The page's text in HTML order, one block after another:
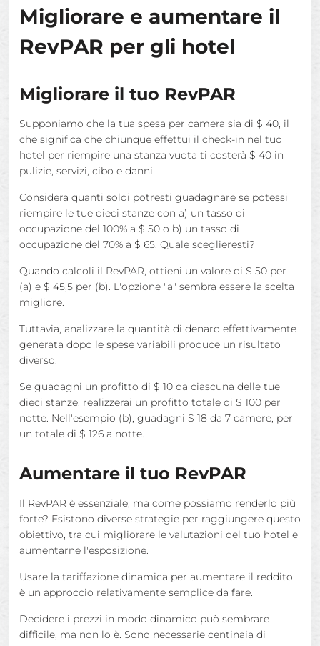
Migliorare e aumentare il
RevPAR per gli hotel
Migliorare il tuo RevPAR
Supponiamo che la tua spesa per camera sia di $ 40, il
che significa che chiunque effettui il check-in nel tuo
hotel per riempire una stanza vuota ti costerà $ 40 in
pulizie, servizi, cibo e danni.
Considera quanti soldi potresti guadagnare se potessi
riempire le tue dieci stanze con a) un tasso di
occupazione del 100% a $ 50 o b) un tasso di
occupazione del 70% a $ 65. Quale sceglieresti?
Quando calcoli il RevPAR, ottieni un valore di $ 50 per
(a) e $ 45,5 per (b). L'opzione "a" sembra essere la scelta
migliore.
Tuttavia, analizzare la quantità di denaro effettivamente
generata dopo le spese variabili produce un risultato
diverso.
Se guadagni un profitto di $ 10 da ciascuna delle tue
dieci stanze, realizzerai un profitto totale di $ 100 per
notte. Nell'esempio (b), guadagni $ 18 da 7 camere, per
un totale di $ 126 a notte.
Aumentare il tuo RevPAR
Il RevPAR è essenziale, ma come possiamo renderlo più
forte? Esistono diverse strategie per raggiungere questo
obiettivo, tra cui migliorare le valutazioni del tuo hotel e
aumentarne l'esposizione.
Usare la tariffazione dinamica per aumentare il reddito
è un approccio relativamente semplice da fare.
Decidere i prezzi in modo dinamico può sembrare
difficile, ma non lo è. Sono necessarie centinaia di